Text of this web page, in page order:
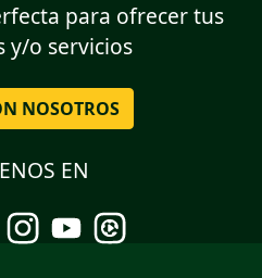
para ofrecer tus
y/o servicios
NOSOTROS
EN